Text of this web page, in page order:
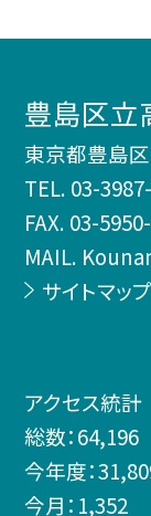
豊島区立
東京都豊島区
TEL. 03-
FAX. 03-
MAIL.
サイトマップ
アクセス統計
総数：64,196
今年度：
今月： 1,352